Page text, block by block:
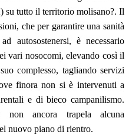
su tutto il territorio molisano?. Il
che per garantire una sanità
autosostenersi, è necessario
vari nosocomi, elevando così il
complesso, tagliando servizi
finora non si è intervenuti a
e di bieco campanilismo.
non ancora trapela alcuna
nuovo piano di rientro.